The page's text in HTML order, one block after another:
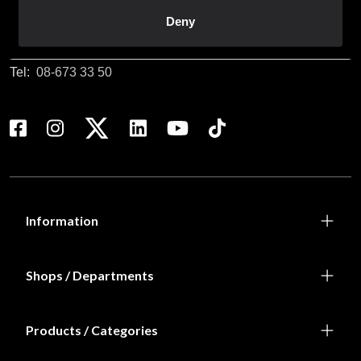
Deny
(E-mail us for fastest reply possible)
Tel: 08-673 33 50
Information
Shops / Departments
Products / Categories